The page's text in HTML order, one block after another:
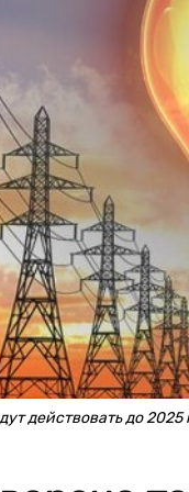
действовать до 2025